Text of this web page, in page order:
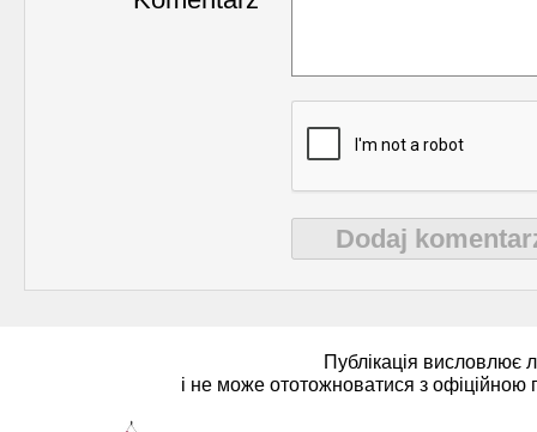
Dodaj
Публікація висловлює
і не може ототожноватися з офіційною